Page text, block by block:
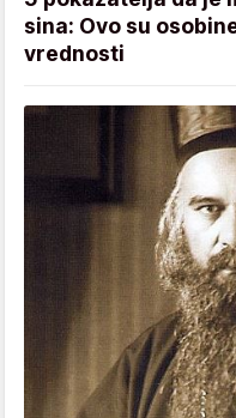
sina: Ovo su
vrednosti